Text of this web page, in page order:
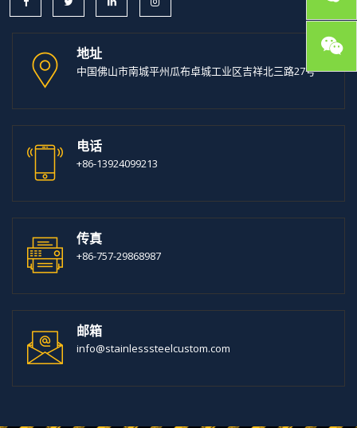
地址
中国佛山市南城平州瓜布卓城工业区吉祥北三路27号
电话
+86-13924099213
传真
+86-757-29868987
邮箱
info@stainlesssteelcustom.com